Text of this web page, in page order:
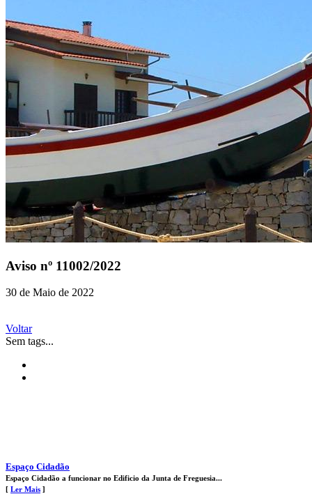
Aviso nº 11002/2022
30 de Maio de 2022
Voltar
Sem tags...
Espaço Cidadão
Espaço Cidadão a funcionar no Edificio da Junta de Freguesia...
[ Ler Mais ]